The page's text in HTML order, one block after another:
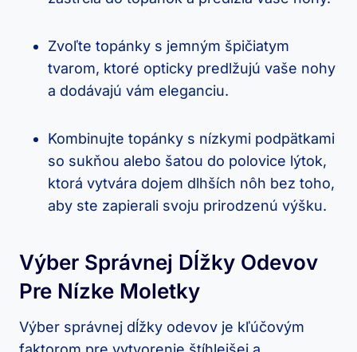
Zvoľte topánky s jemným špičiatym
tvarom, ktoré opticky predlžujú vaše nohy
a dodávajú vám eleganciu.
Kombinujte topánky s nízkymi podpätkami
so sukňou alebo šatou do polovice lýtok,
ktorá vytvára dojem dlhších nôh bez toho,
aby ste zapierali svoju prirodzenú výšku.
Výber Správnej Dĺžky Odevov
Pre Nízke Moletky
Výber správnej dĺžky odevov je kľúčovým